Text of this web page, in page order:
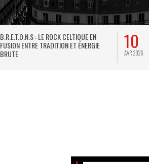
B.R.E.T.O.N.S : LE ROCK CELTIQUE EN
FUSION ENTRE TRADITION ET ÉNERGIE
BRUTE
10
AVR 2026